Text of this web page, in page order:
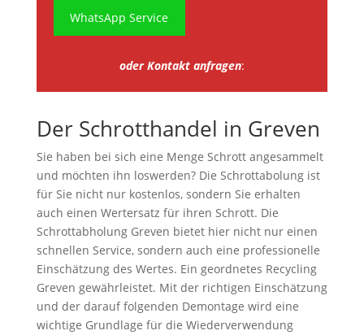
WhatsApp Service
oder Kontakt anfragen:
Der Schrotthandel in Greven
Sie haben bei sich eine Menge Schrott angesammelt
und möchten ihn loswerden? Die Schrottabolung ist
für Sie nicht nur kostenlos, sondern Sie erhalten
auch einen Wertersatz für ihren Schrott. Die
Schrottabholung Greven bietet hier nicht nur einen
schnellen Service, sondern auch eine professionelle
Einschätzung des Wertes. Ein geordnetes Recycling
Greven gewährleistet. Mit der richtigen Einschätzung
und der darauf folgenden Demontage wird eine
wichtige Grundlage für die Wiederverwendung